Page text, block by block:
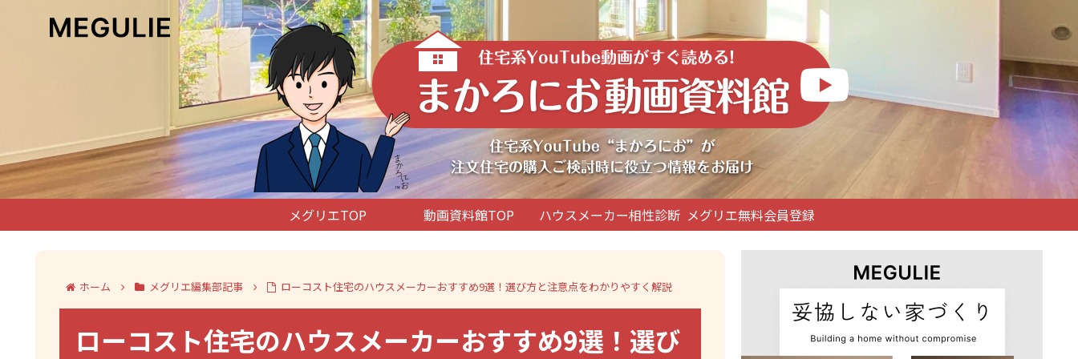
メグリエTOP 動画資料館TOP ハウスメーカー相性診断 メグリエ無料会員登録
ホーム メグリエ編集部記事 ローコスト住宅のハウスメーカーおすすめ9選！選び方と注意点をわかりやすく解説
ローコスト住宅のハウスメーカーおすすめ9選！選び